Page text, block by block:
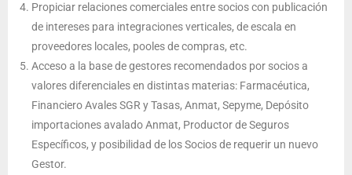
Propiciar relaciones comerciales entre socios con publicación
de intereses para integraciones verticales, de escala en
proveedores locales, pooles de compras, etc.
Acceso a la base de gestores recomendados por socios a
valores diferenciales en distintas materias: Farmacéutica,
Financiero Avales SGR y Tasas, Anmat, Sepyme, Depósito
importaciones avalado Anmat, Productor de Seguros
Específicos, y posibilidad de los Socios de requerir un nuevo
Gestor.